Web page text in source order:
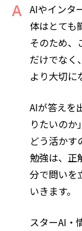
AIやインタ
体はとても
そのため、
だけでなく
より大切に
AIが答えを
りたいのか
どう活かす
勉強は、正
分で問いを
いきます。
スターAI・